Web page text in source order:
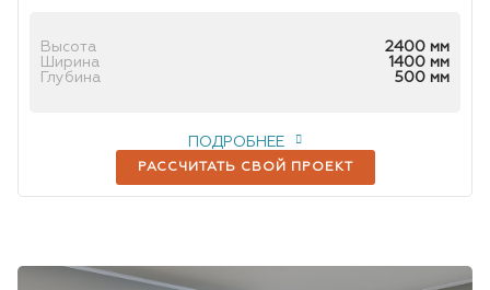
Высота
2400 мм
Ширина
1400 мм
Глубина
500 мм
РАССЧИТАТЬ СВОЙ ПРОЕКТ
ПОДРОБНЕЕ